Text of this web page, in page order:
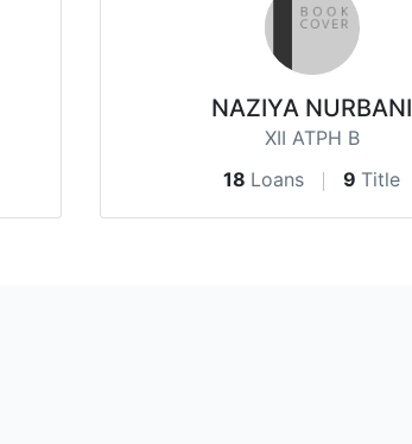
NAZIYA NURBANI
XII ATPH B
18 Loans 9 Title